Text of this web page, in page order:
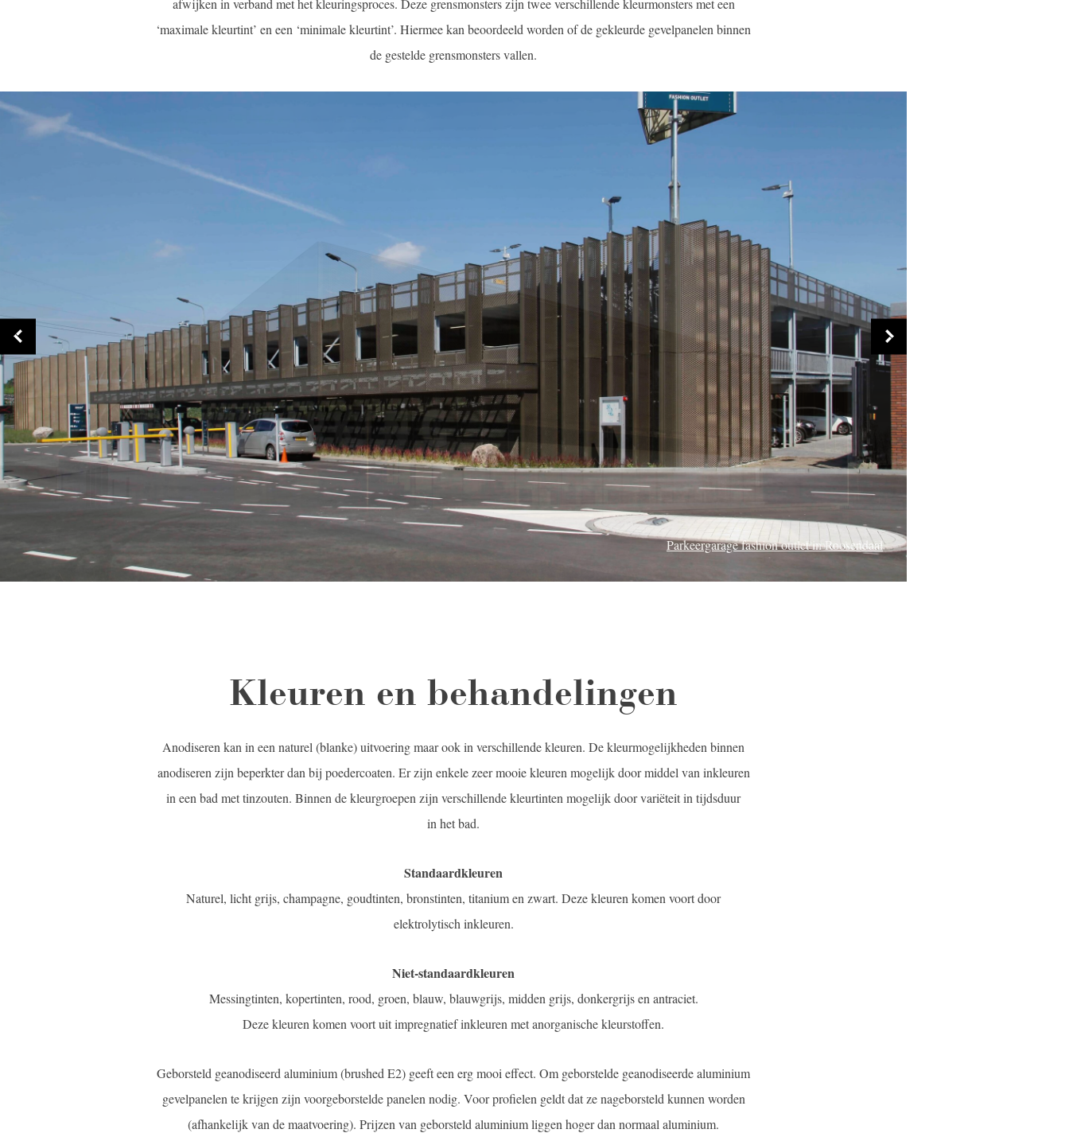
afwijken in verband met het kleuringsproces. Deze grensmonsters zijn twee verschillende kleurmonsters met een
‘maximale kleurtint’ en een ‘minimale kleurtint’. Hiermee kan beoordeeld worden of de gekleurde gevelpanelen binnen
de gestelde grensmonsters vallen.
Rob in Ardooie
De Nieuwe Ooster in Amsterdam
Kleuren en behandelingen
Anodiseren kan in een naturel (blanke) uitvoering maar ook in verschillende kleuren. De kleurmogelijkheden binnen
anodiseren zijn beperkter dan bij poedercoaten. Er zijn enkele zeer mooie kleuren mogelijk door middel van inkleuren
in een bad met tinzouten. Binnen de kleurgroepen zijn verschillende kleurtinten mogelijk door variëteit in tijdsduur
in het bad.
Standaardkleuren
Naturel, licht grijs, champagne, goudtinten, bronstinten, titanium en zwart. Deze kleuren komen voort door
elektrolytisch inkleuren.
Niet-standaardkleuren
Messingtinten, kopertinten, rood, groen, blauw, blauwgrijs, midden grijs, donkergrijs en antraciet.
Deze kleuren komen voort uit impregnatief inkleuren met anorganische kleurstoffen.
Geborsteld geanodiseerd aluminium (brushed E2) geeft een erg mooi effect. Om geborstelde geanodiseerde aluminium
gevelpanelen te krijgen zijn voorgeborstelde panelen nodig. Voor profielen geldt dat ze nageborsteld kunnen worden
(afhankelijk van de maatvoering). Prijzen van geborsteld aluminium liggen hoger dan normaal aluminium.